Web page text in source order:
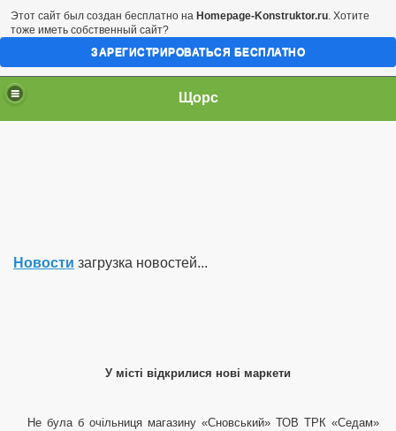
Щорс
Новости загрузка новостей...
У місті відкрилися нові маркети
Не була б очільниця магазину «Сновський» ТОВ ТРК «Седам»
Этот сайт был создан бесплатно на Homepage-Konstruktor.ru. Хотите
тоже иметь собственный сайт?
ЗАРЕГИСТРИРОВАТЬСЯ БЕСПЛАТНО